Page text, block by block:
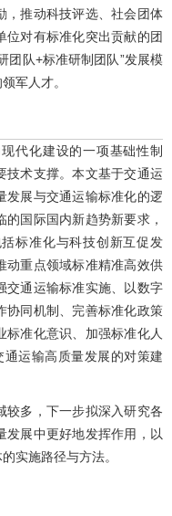
，推动科技评选、社会团体
位对有标准化突出贡献的团
团队+标准研制团队”发展模
军人才。
代化建设的一项基础性制
技术支撑。本文基于交通运
发展与交通运输标准化的逻
国际国内新趋势新要求，
标准化与科技创新互促发
动重点领域标准精准高效供
交通运输标准实施、以数字
协同机制、完善标准化政策
准化意识、加强标准化人
运输高质量发展的对策建
较多，下一步拟深入研究各
发展中更好地发挥作用，以
实施路径与方法。